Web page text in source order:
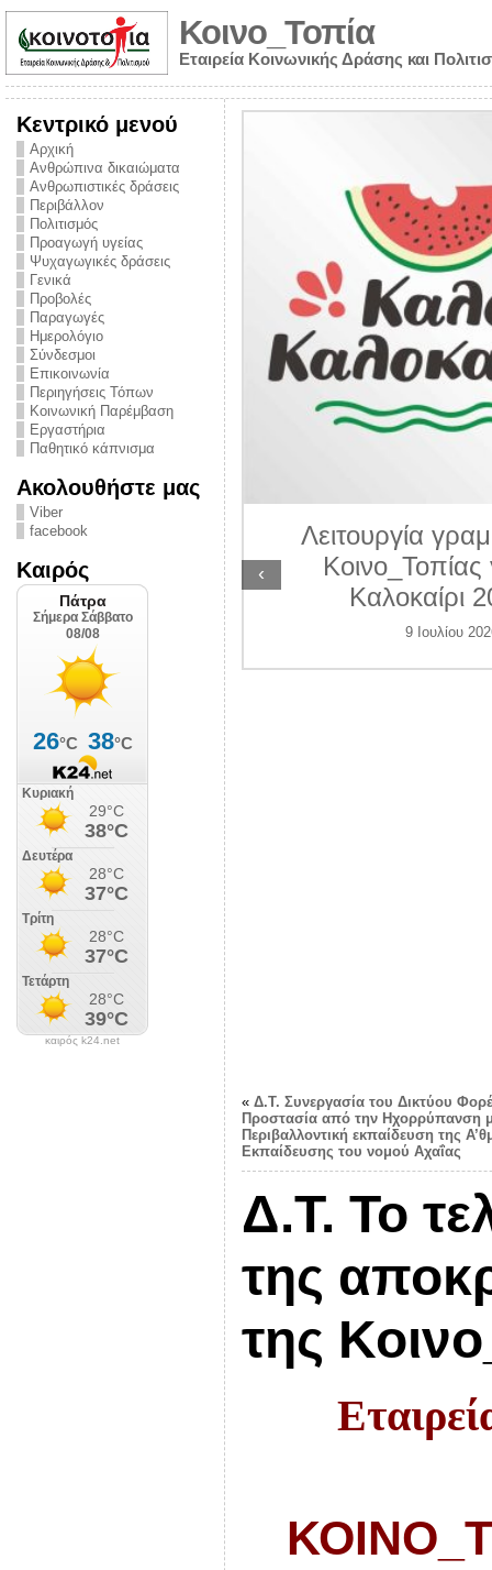
Κοινο_Τοπία
Εταιρεία Κοινωνικής Δράσης και
Κεντρικό μενού
Αρχική
Ανθρώπινα δικαιώματα
Ανθρωπιστικές δράσεις
Περιβάλλον
Πολιτισμός
Προαγωγή υγείας
Ψυχαγωγικές δράσεις
Γενικά
Προβολές
Παραγωγές
Ημερολόγιο
Σύνδεσμοι
Επικοινωνία
Περιηγήσεις Τόπων
Κοινωνική Παρέμβαση
Εργαστήρια
Παθητικό κάπνισμα
Ακολουθήστε μας
Viber
facebook
Καιρός
καιρός k24.net
από την
την ημέρα
και
στο
2026
Λειτουργία
Κοινο_Τοπίας
Καλοκαίρι
9 Ιουλίου
‹
« Δ.Τ. Συνεργασία του Δικτύου
Προστασία από την Ηχορρύπανση
Περιβαλλοντική εκπαίδευση της
Εκπαίδευσης του νομού Αχαΐας
Δ.Τ. Το
της
της